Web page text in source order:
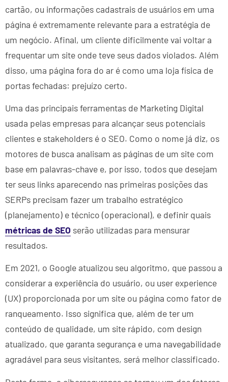
cartão, ou informações cadastrais de usuários em uma
página é extremamente relevante para a estratégia de
um negócio. Afinal, um cliente dificilmente vai voltar a
frequentar um site onde teve seus dados violados. Além
disso, uma página fora do ar é como uma loja física de
portas fechadas: prejuízo certo.
Uma das principais ferramentas de Marketing Digital
usada pelas empresas para alcançar seus potenciais
clientes e stakeholders é o SEO. Como o nome já diz, os
motores de busca analisam as páginas de um site com
base em palavras-chave e, por isso, todos que desejam
ter seus links aparecendo nas primeiras posições das
SERPs precisam fazer um trabalho estratégico
(planejamento) e técnico (operacional), e definir quais
métricas de SEO serão utilizadas para mensurar
resultados.
Em 2021, o Google atualizou seu algoritmo, que passou a
considerar a experiência do usuário, ou user experience
(UX) proporcionada por um site ou página como fator de
ranqueamento. Isso significa que, além de ter um
conteúdo de qualidade, um site rápido, com design
atualizado, que garanta segurança e uma navegabilidade
agradável para seus visitantes, será melhor classificado.